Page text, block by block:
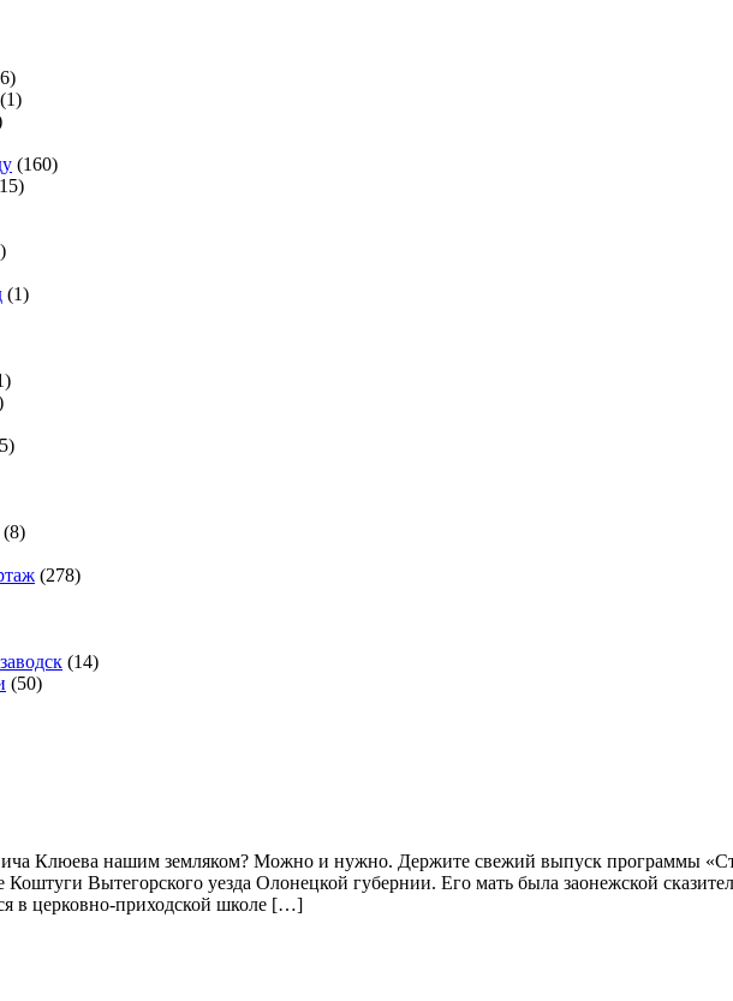
(1)
(160)
(1)
(8)
(278)
(14)
(50)
Клюева нашим земляком? Можно и нужно. Держите свежий выпуск программы
Коштуги Вытегорского уезда Олонецкой губернии. Его мать была заонежской
в церковно-приходской школе […]